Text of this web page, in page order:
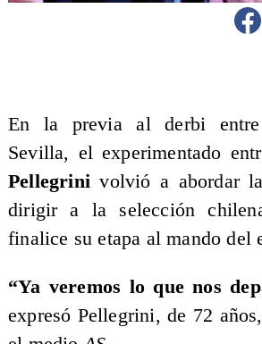
En la previa al derbi
Sevilla, el experimentado
Pellegrinivolvió a abordar
dirigir a la selección
finalice su etapa al mando del
“Ya veremos lo que nos
expresó Pellegrini, de 72